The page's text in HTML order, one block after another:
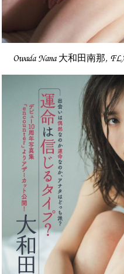
Owada Nana 大和田南那,